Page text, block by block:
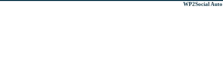
WP2Social